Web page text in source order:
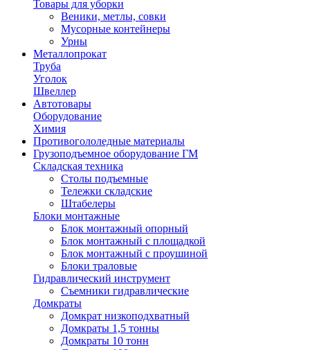
Товары для уборки
Веники, метлы, совки
Мусорные контейнеры
Урны
Металлопрокат
Труба
Уголок
Швеллер
Автотовары
Оборудование
Химия
Противогололедные материалы
Грузоподъемное оборудование ГМ
Складская техника
Столы подъемные
Тележки складские
Штабелеры
Блоки монтажные
Блок монтажный опорный
Блок монтажный с площадкой
Блок монтажный с проушиной
Блоки траловые
Гидравлический инструмент
Съемники гидравлические
Домкраты
Домкрат низкоподхватный
Домкраты 1,5 тонны
Домкраты 10 тонн